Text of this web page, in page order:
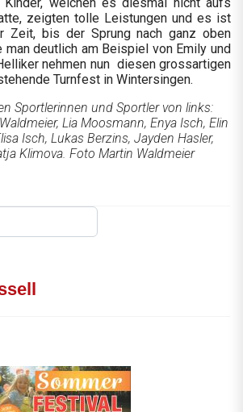
zeigten tolle Leistungen und es ist
Zeit, bis der Sprung nach ganz oben
man deutlich am Beispiel von Emily und
nehmen nun diesen grossartigen
Turnfest in Wintersingen.
Sportlerinnen und Sportler von links:
Lia Moosmann, Enya Isch, Elin
Isch, Lukas Berzins, Jayden Hasler,
Klimova. Foto Martin Waldmeier